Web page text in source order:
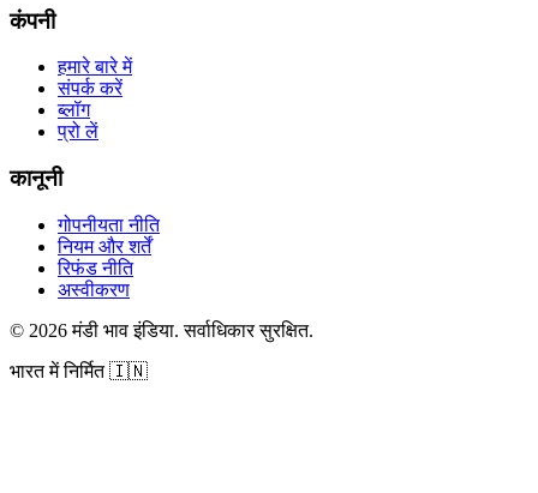
कंपनी
हमारे बारे में
संपर्क करें
ब्लॉग
प्रो लें
कानूनी
गोपनीयता नीति
नियम और शर्तें
रिफंड नीति
अस्वीकरण
© 2026 मंडी भाव इंडिया.सर्वाधिकार सुरक्षित.
भारत में निर्मित🇮🇳